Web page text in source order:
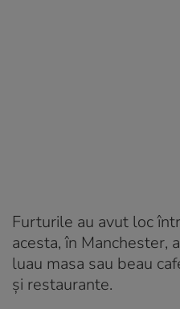
Furturile au avut loc
acesta, în Manchester,
luau masa sau beau
și restaurante.